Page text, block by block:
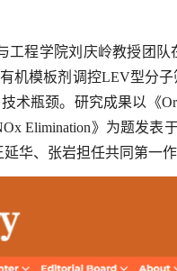
工程学院刘庆岭教授团
机模板剂调控LEV型分
瓶颈。研究成果以《
Elimination》为题发
延华、张岩担任共同第一